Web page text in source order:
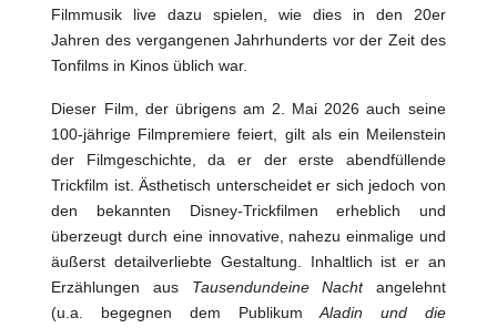
Filmmusik live dazu spielen, wie dies in den 20er
Jahren des vergangenen Jahrhunderts vor der Zeit des
Tonfilms in Kinos üblich war.
Dieser Film, der übrigens am 2. Mai 2026 auch seine
100-jährige Filmpremiere feiert, gilt als ein Meilenstein
der Filmgeschichte, da er der erste abendfüllende
Trickfilm ist. Ästhetisch unterscheidet er sich jedoch von
den bekannten Disney-Trickfilmen erheblich und
überzeugt durch eine innovative, nahezu einmalige und
äußerst detailverliebte Gestaltung. Inhaltlich ist er an
Erzählungen aus Tausendundeine Nachtangelehnt
(u.a. begegnen dem PublikumAladin und die